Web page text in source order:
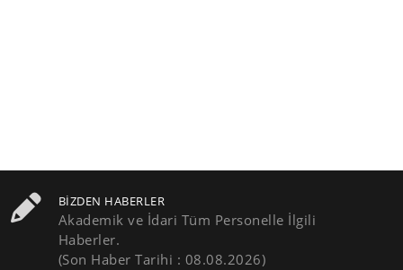
BIZDEN HABERLER
Akademik ve İdari Tüm Personelle İlgili
Haberler.
(Son Haber Tarihi : 08.08.2026)